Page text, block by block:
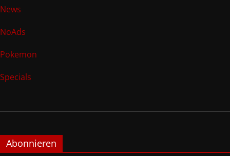
News
NoAds
Pokemon
Specials
Abonnieren